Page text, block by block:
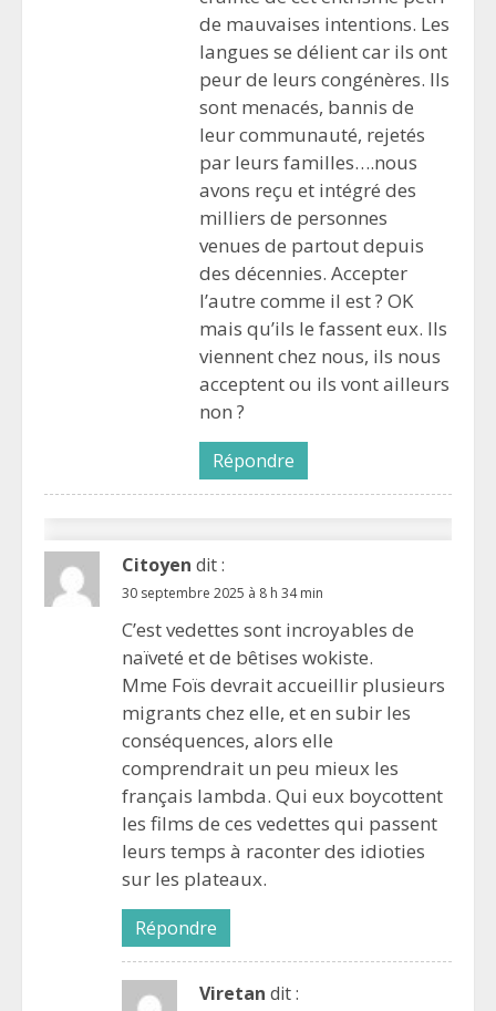
de mauvaises intentions. Les
langues se délient car ils ont
peur de leurs congénères. Ils
sont menacés, bannis de
leur communauté, rejetés
par leurs familles….nous
avons reçu et intégré des
milliers de personnes
venues de partout depuis
des décennies. Accepter
l’autre comme il est ? OK
mais qu’ils le fassent eux. Ils
viennent chez nous, ils nous
acceptent ou ils vont ailleurs
non ?
Répondre
Citoyen dit :
30 septembre 2025 à 8 h 34 min
C’est vedettes sont incroyables de
naïveté et de bêtises wokiste.
Mme Foïs devrait accueillir plusieurs
migrants chez elle, et en subir les
conséquences, alors elle
comprendrait un peu mieux les
français lambda. Qui eux boycottent
les films de ces vedettes qui passent
leurs temps à raconter des idioties
sur les plateaux.
Répondre
Viretan dit :